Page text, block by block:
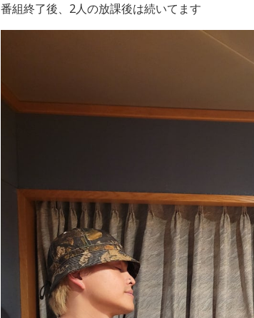
番組終了後、2人の放課後は続いてます